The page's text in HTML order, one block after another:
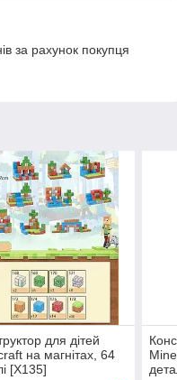
за рахунок покупця
для дітей
на магнітах, 64
[X135]